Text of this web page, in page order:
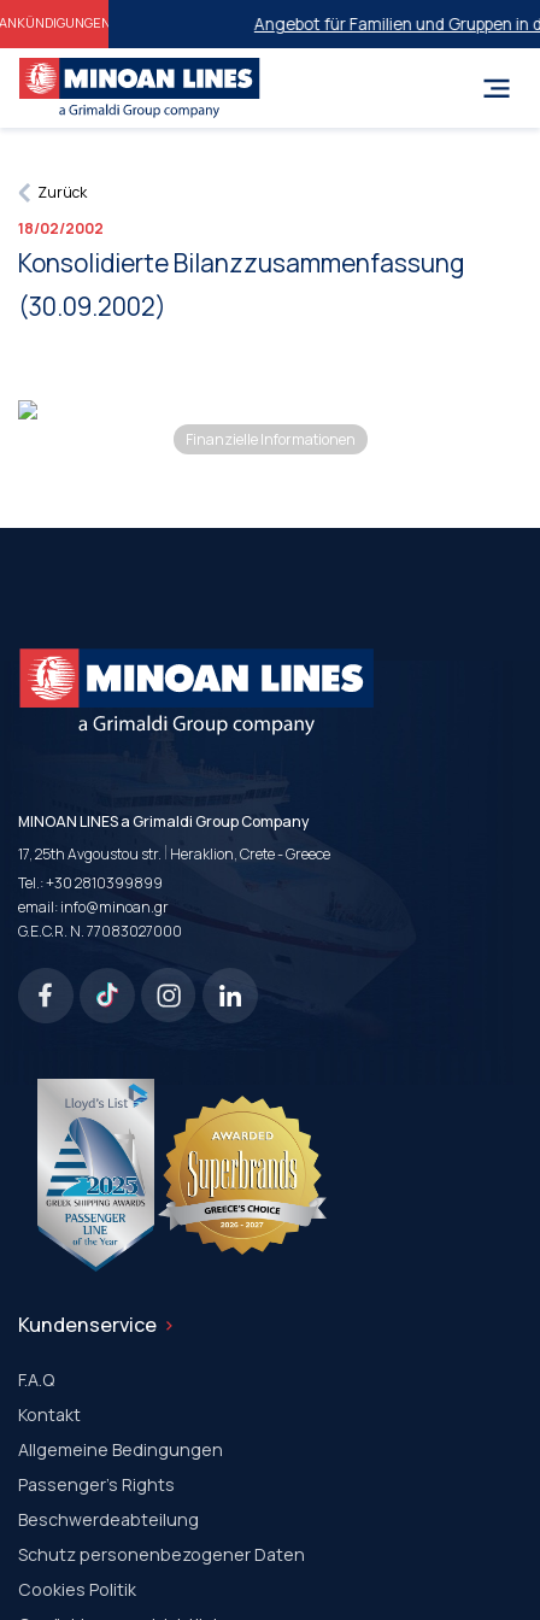
Angebot für Familien und Gruppen in
Zurück
18/02/2002
Konsolidierte Bilanzzusammenfassung
(30.09.2002)
Finanzielle Informationen
MINOAN LINES a Grimaldi Group Company
17, 25th Avgoustou str. | Heraklion, Crete - Greece
Tel.:+30 2810399899
email:info@minoan.gr
G.E.C.R. N. 77083027000
Kundenservice
F.A.Q
Kontakt
Allgemeine Bedingungen
Passenger's Rights
Beschwerdeabteilung
Schutz personenbezogener Daten
Cookies Politik